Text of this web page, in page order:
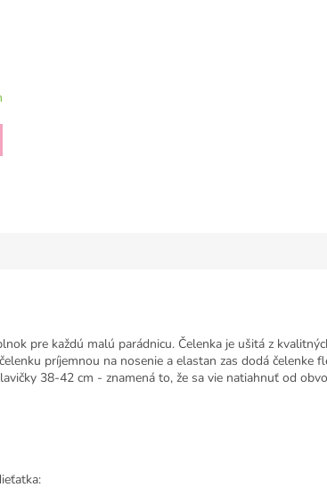
pre každú malú parádnicu. Čelenka je ušitá z
príjemnou na nosenie a elastan zas dodá čelenke
38-42 cm - znamená to, že sa vie natiahnuť od